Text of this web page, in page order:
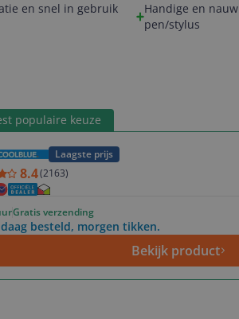
Er zijn geen producten
en snel in gebruik
Handige en
pen/stylus
populaire keuze
Laagste prijs
8.4(2163)
Gratis verzending
besteld, morgen tikken.
Bekijk product